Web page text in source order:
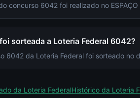
concurso 6042 foi realizado no ESPAÇO
sorteada a Loteria Federal 6042?
6042 da Loteria Federal foi sorteado no
da Loteria FederalHistórico da Loteria